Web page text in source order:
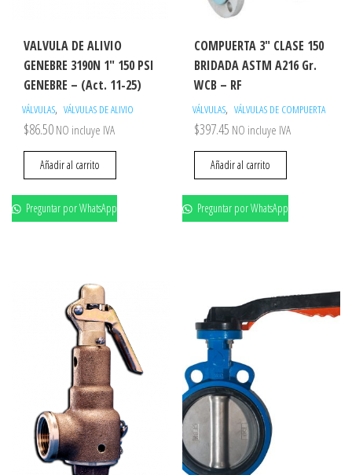
VALVULA DE ALIVIO
GENEBRE 3190N 1″ 150 PSI
GENEBRE – (Act. 11-25)
VÁLVULAS, VÁLVULAS DE ALIVIO
$86.50 NO incluye IVA
Añadir al carrito
Preguntar por WhatsApp
COMPUERTA 3″ CLASE 150
BRIDADA ASTM A216 Gr.
WCB – RF
VÁLVULAS, VÁLVULAS DE COMPUERTA
$397.45 NO incluye IVA
Añadir al carrito
Preguntar por WhatsApp